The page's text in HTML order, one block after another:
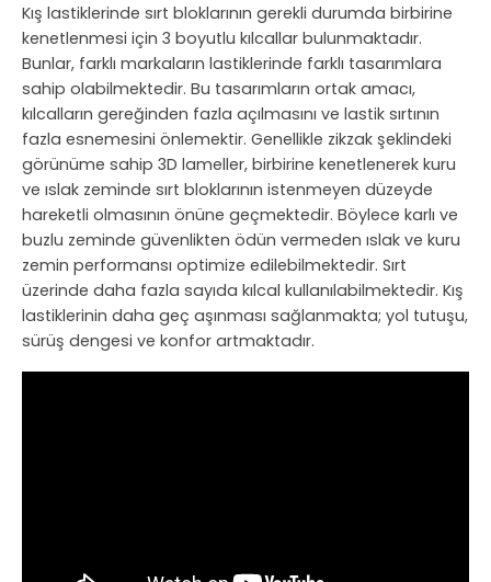
Kış lastiklerinde sırt bloklarının gerekli durumda birbirine
kenetlenmesi için 3 boyutlu kılcallar bulunmaktadır.
Bunlar, farklı markaların lastiklerinde farklı tasarımlara
sahip olabilmektedir. Bu tasarımların ortak amacı,
kılcalların gereğinden fazla açılmasını ve lastik sırtının
fazla esnemesini önlemektir. Genellikle zikzak şeklindeki
görünüme sahip 3D lameller, birbirine kenetlenerek kuru
ve ıslak zeminde sırt bloklarının istenmeyen düzeyde
hareketli olmasının önüne geçmektedir. Böylece karlı ve
buzlu zeminde güvenlikten ödün vermeden ıslak ve kuru
zemin performansı optimize edilebilmektedir. Sırt
üzerinde daha fazla sayıda kılcal kullanılabilmektedir. Kış
lastiklerinin daha geç aşınması sağlanmakta; yol tutuşu,
sürüş dengesi ve konfor artmaktadır.